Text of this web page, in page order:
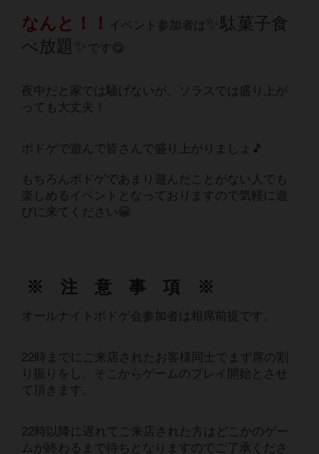
なんと！！ イベント参加者は
✨駄菓子食
べ放題✨
です😋
夜中だと家では騒げないが、ソラスでは盛り上が
っても大丈夫！
ボドゲで遊んで皆さんで盛り上がりましょ🎵
もちろんボドゲであまり遊んだことがない人でも
楽しめるイベントとなっておりますので気軽に遊
びに来てください😀
※ 注 意 事 項 ※
オールナイトボドゲ会参加者は相席前提です。
22時までにご来店されたお客様同士でまず席の割
り振りをし、そこからゲームのプレイ開始とさせ
て頂きます。
22時以降に遅れてご来店された方はどこかのゲー
ムが終わるまで待ちとなりますのでご了承くださ